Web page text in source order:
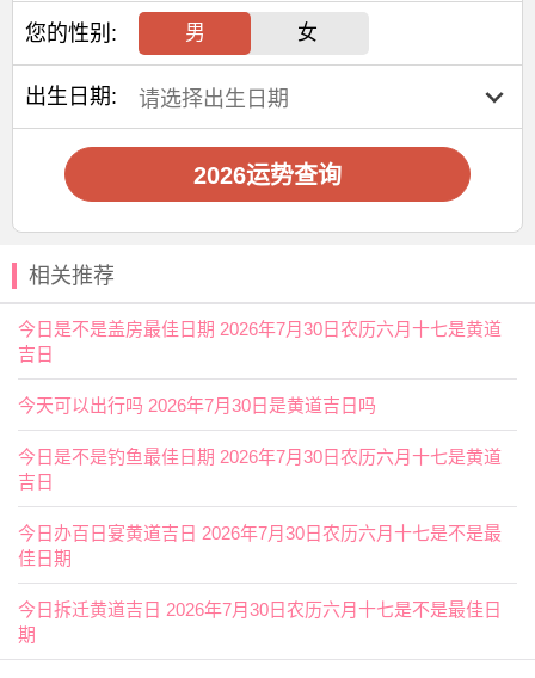
岁次：乙巳年 癸未月 己卯日
五行：城头土 成执位
彭祖百忌：己不破券二比并亡 卯不穿井水泉不香
请谨慎择今日。
2025年7月9日时辰吉凶
0时-1时 甲子时：沖马 煞南 时沖戊午 贵人 大进 司命 五合
宜：祭祀 祈福 酬神 出行 求财 见贵 订婚 嫁娶 修造 安葬
作灶
忌：
1时-3时 乙丑时： 沖羊 煞东 时沖己未 勾陈 不遇 武曲 唐符
宜：祭祀 祈福 求嗣 斋醮 订婚 嫁娶 安葬
忌：赴任 出行 修造
3时-5时 丙寅时： 沖猴 煞北 时沖庚申 天兵 狗食 喜神 青龙
宜：求嗣 订婚 嫁娶 出行 求财 开市 交易 安床
您的性别: 男 女
出生日期:
2026运势查询
相关推荐
今日是不是盖房最佳日期 2026年7月30日农历六月十七是黄道
吉日
今天可以出行吗 2026年7月30日是黄道吉日吗
今日是不是钓鱼最佳日期 2026年7月30日农历六月十七是黄道
吉日
今日办百日宴黄道吉日 2026年7月30日农历六月十七是不是最
佳日期
今日拆迁黄道吉日 2026年7月30日农历六月十七是不是最佳日
期